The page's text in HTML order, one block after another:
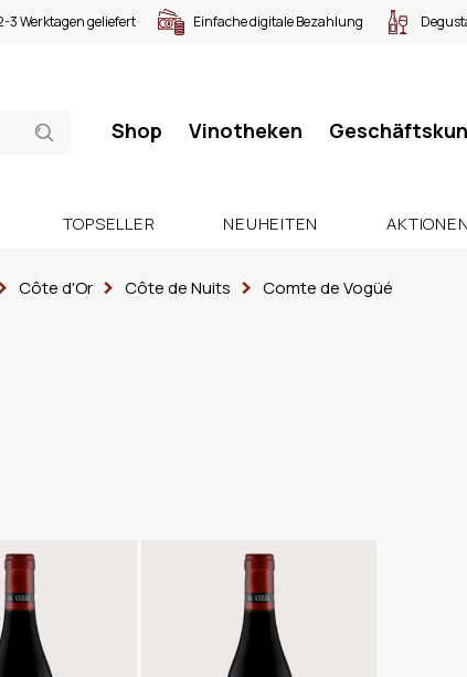
3 Werktagen geliefert Einfache digitale Bezahlung
Shop Vinotheken
TOPSELLER NEUHEITEN AKTIONEN
Côte d'Or Côte de Nuits Comte de Vogüé